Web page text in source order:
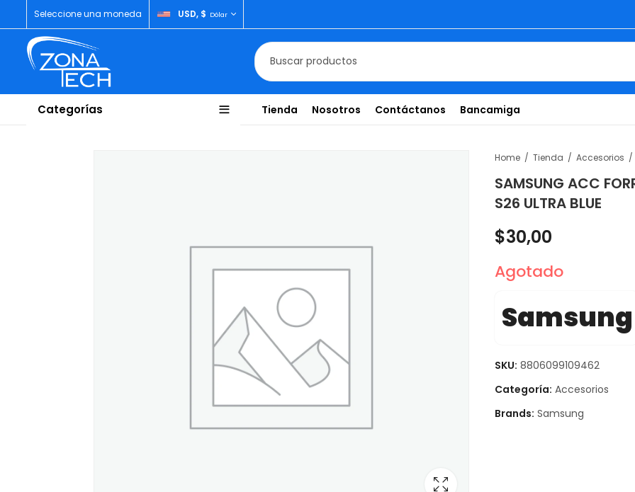
Seleccione una moneda USD, $ Dólar
Categorías Tienda Nosotros Contáctanos Bancamiga
Home Tienda Accesorios
SAMSUNG ACC
S26 ULTRA BLUE
$30,00
Agotado
Samsung
SKU: 8806099109462
Categoría: Accesorios
Brands: Samsung